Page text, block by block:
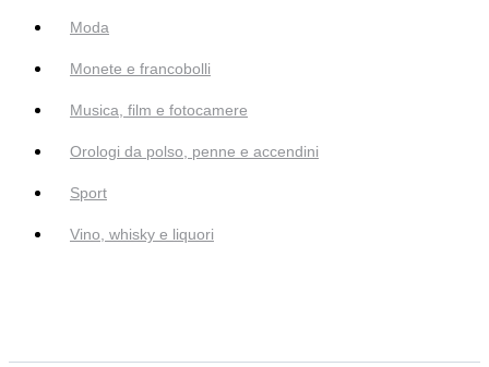
Moda
Monete e francobolli
Musica, film e fotocamere
Orologi da polso, penne e accendini
Sport
Vino, whisky e liquori